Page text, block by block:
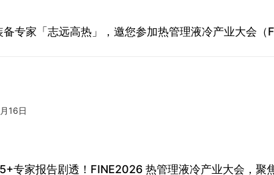
备专家「志远高热」，邀您参加热管理液冷产业大会（
16日
专家报告剧透！FINE2026 热管理液冷产业大会，聚